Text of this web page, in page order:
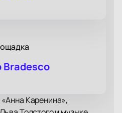
Bradesco
Каренина»,